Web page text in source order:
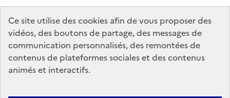
Ce site utilise des cookies afin de vous proposer des
vidéos, des boutons de partage, des messages de
communication personnalisés, des remontées de
contenus de plateformes sociales et des contenus
animés et interactifs.
legifrance.gouv.fr
info.gouv.fr
service-public.gouv.fr
data.gouv.fr
Nous contacter Mentions légales Politique générale de protection